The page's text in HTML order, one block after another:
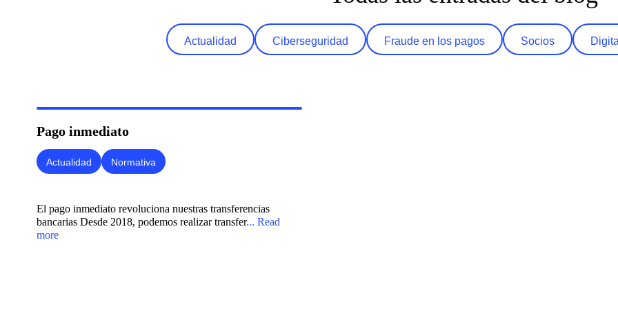
Actualidad Ciberseguridad Fraude en los pagos Socios
Pago inmediato
Actualidad Normativa
El pago inmediato revoluciona nuestras transferencias
bancarias Desde 2018, podemos realizar transfer... Read
more